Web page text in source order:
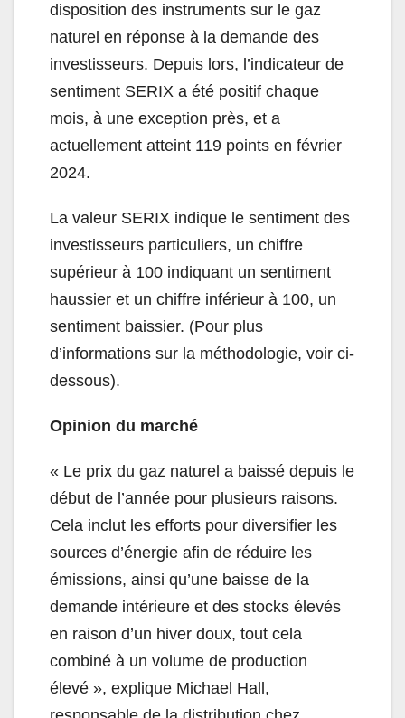
disposition des instruments sur le gaz
naturel en réponse à la demande des
investisseurs. Depuis lors, l’indicateur de
sentiment SERIX a été positif chaque
mois, à une exception près, et a
actuellement atteint 119 points en février
2024.
La valeur SERIX indique le sentiment des
investisseurs particuliers, un chiffre
supérieur à 100 indiquant un sentiment
haussier et un chiffre inférieur à 100, un
sentiment baissier. (Pour plus
d’informations sur la méthodologie, voir ci-
dessous).
Opinion du marché
« Le prix du gaz naturel a baissé depuis le
début de l’année pour plusieurs raisons.
Cela inclut les efforts pour diversifier les
sources d’énergie afin de réduire les
émissions, ainsi qu’une baisse de la
demande intérieure et des stocks élevés
en raison d’un hiver doux, tout cela
combiné à un volume de production
élevé », explique Michael Hall,